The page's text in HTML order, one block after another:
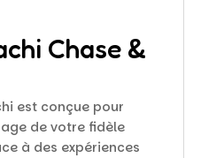
Chase &
est conçue pour
de votre fidèle
à des expériences